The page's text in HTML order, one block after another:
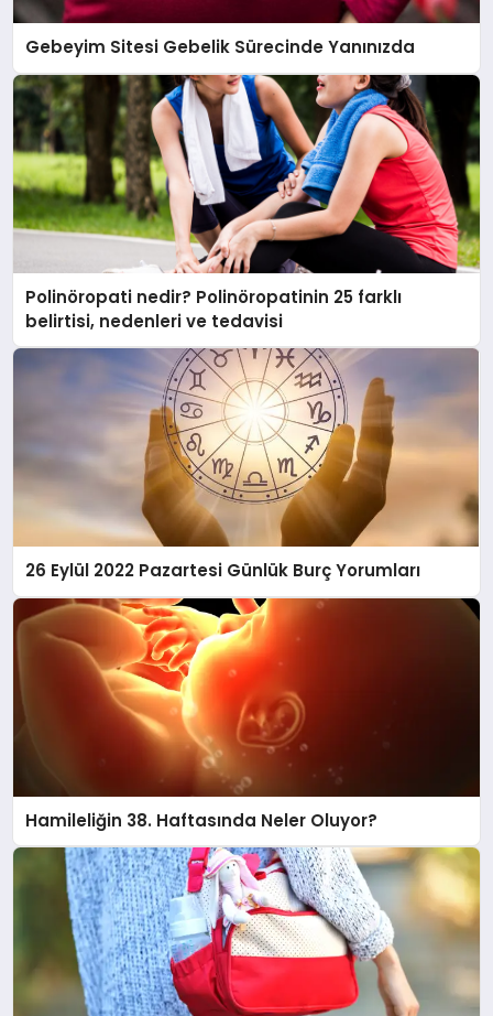
Gebeyim Sitesi Gebelik Sürecinde Yanınızda
Polinöropati nedir? Polinöropatinin 25 farklı
belirtisi, nedenleri ve tedavisi
26 Eylül 2022 Pazartesi Günlük Burç Yorumları
Hamileliğin 38. Haftasında Neler Oluyor?